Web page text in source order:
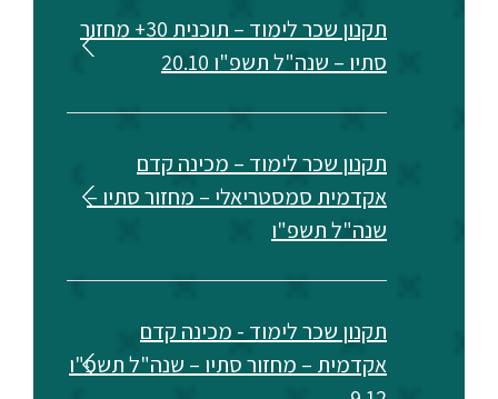
תקנון שכר לימוד – תוכנית 30+ מחזור
סתיו – שנה"ל תשפ"ו 20.10
תקנון שכר לימוד – מכינה קדם
אקדמית סמסטריאלי – מחזור סתיו –
שנה"ל תשפ"ו
תקנון שכר לימוד - מכינה קדם
אקדמית – מחזור סתיו – שנה"ל תשפ"ו